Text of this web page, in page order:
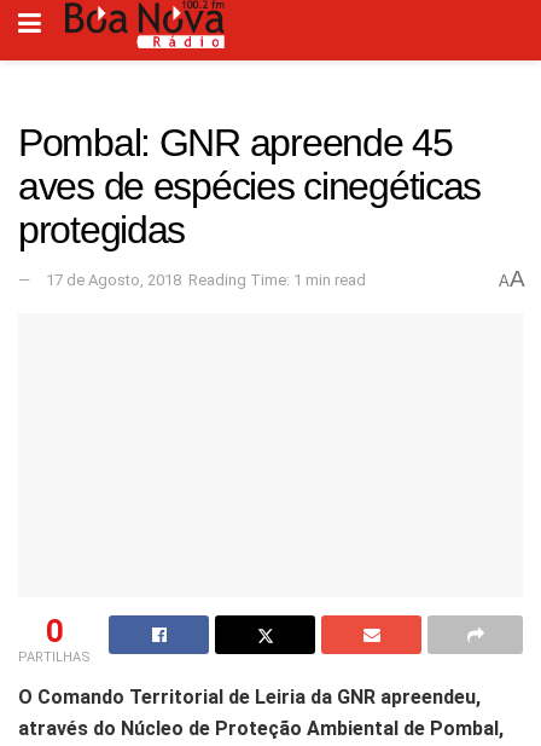
Pombal: GNR apreende 45
aves de espécies cinegéticas
protegidas
17 de Agosto, 2018 Reading Time: 1 min read AA
0
PARTILHAS
O Comando Territorial de Leiria da GNR apreendeu,
através do Núcleo de Proteção Ambiental de Pombal,